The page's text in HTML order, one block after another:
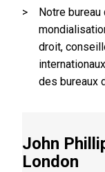
Notre bureau
droit,
des bureaux
John
London